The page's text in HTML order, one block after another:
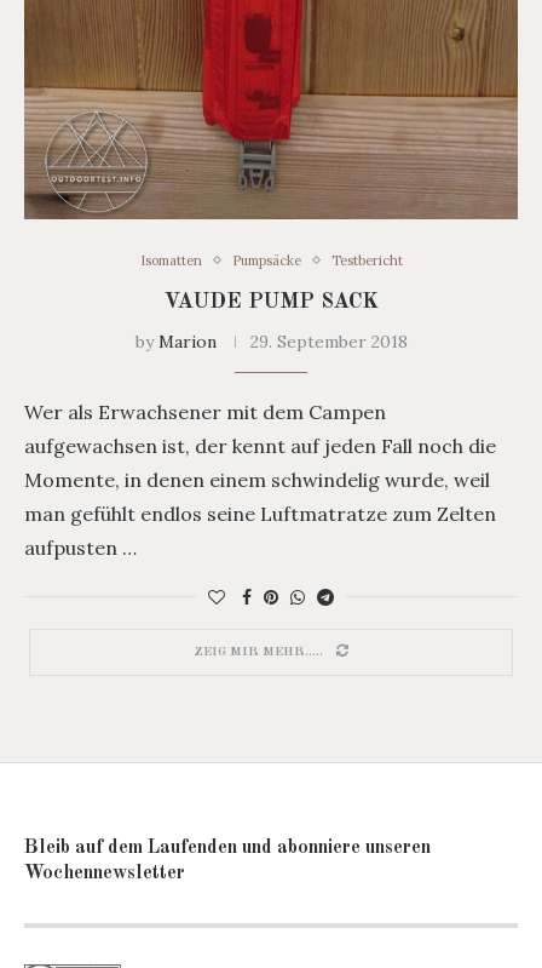
Isomatten Pumpsäcke Testbericht
VAUDE PUMP SACK
byMarion 29. September 2018
Wer als Erwachsener mit dem Campen
aufgewachsen ist, der kennt auf jeden Fall noch die
Momente, in denen einem schwindelig wurde, weil
man gefühlt endlos seine Luftmatratze zum Zelten
aufpusten …
ZEIG MIR MEHR.....
Bleib auf dem Laufenden und abonniere unseren
Wochennewsletter